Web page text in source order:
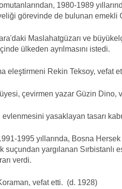
1980-1989
görevinde de bulunan emekli
Maslahatgüzarı ve
ülkeden ayrılmasını istedi.
eleştirmeni Rekin Teksoy, vefat
çevirmen yazar Güzin Dino,
yasaklayan tasarı
1995 yıllarında, Bosna
suçundan yargılanan Sırbistanlı
verdi.
vefat etti. (d. 1928)